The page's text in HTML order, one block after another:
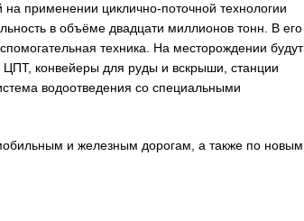
применении циклично-поточной технологии
в объёме двадцати миллионов тонн. В его
техника. На месторождении будут
конвейеры для руды и вскрыши, станции
водоотведения со специальными
и железным дорогам, а также по новым